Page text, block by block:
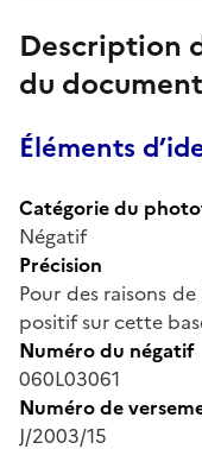
Description
du
Éléments
Catégorie du
Négatif
Précision
Pour des raisons
positif sur cette
Numéro du négatif
060L03061
Numéro de
J/2003/15